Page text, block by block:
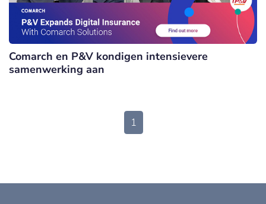
Comarch en P&V kondigen intensievere
samenwerking aan
1